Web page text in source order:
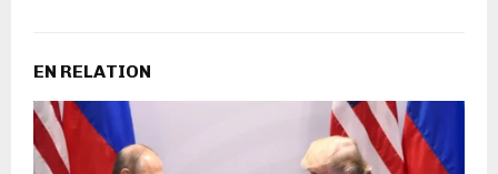
EN RELATION